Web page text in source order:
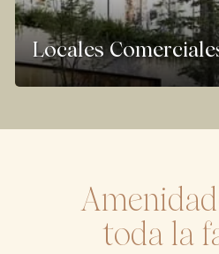
Locales
toda la